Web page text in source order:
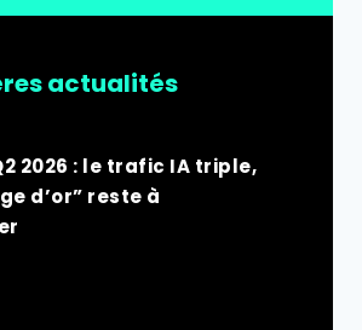
actualités
2026 : le trafic IA triple,
d’or” reste à